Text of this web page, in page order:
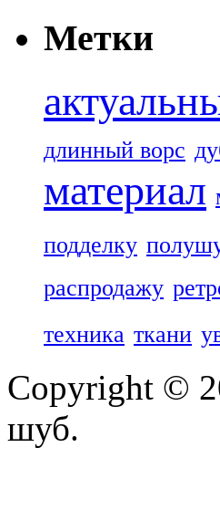
Метки
длинный ворс
материал
подделку
распродажу
техника ткани
Copyright ©
шуб.